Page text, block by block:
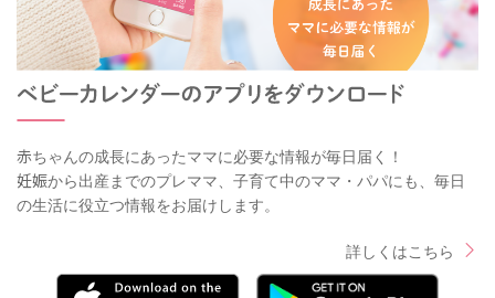
赤ちゃんの成長にあったママに必要な情報が毎日届く！
妊娠から出産までのプレママ、子育て中のママ・パパにも、毎日
の生活に役立つ情報をお届けします。
詳しくはこちら